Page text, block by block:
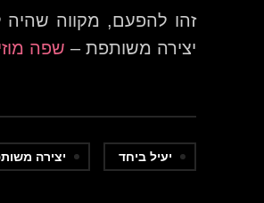
זהו להפעם, מקווה שהיה
יצירה משותפת – שפה
יעיל ביחד יצירה